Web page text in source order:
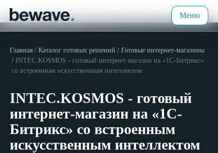
Меню
Главная Каталог готовых решений
Готовые интернет-магазины
INTEC.KOSMOS - готовый интернет-магазин на «1С-Битрикс»
со встроенным искусственным интеллектом
INTEC.KOSMOS - готовый
интернет-магазин на «1С-
Битрикс» со встроенным
искусственным интеллектом